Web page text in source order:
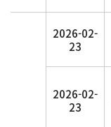
2026-02-
23
2026-02-
23